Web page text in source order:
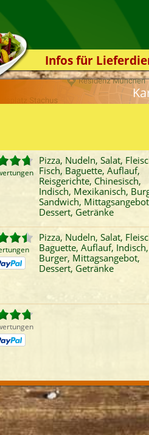
Infos für
Kassensystem
Zuverlässigkeit
Das Bestellsystem
Der Bestellvorgang
Übertragung
Testshop
Styles
Kontakt
Rabatt
Onlinezahlung
Fisch
Baguette
Auflauf
Indisch
für
Pizza, Nudeln, Salat,
Fisch, Baguette, Auflauf,
Reisgerichte, Chinesisch,
Indisch, Mexikanisch,
Sandwich,
Dessert, Getränke
Pizza, Nudeln, Salat,
Baguette, Auflauf, Indisch,
Burger, Mittagsangebot,
Dessert, Getränke